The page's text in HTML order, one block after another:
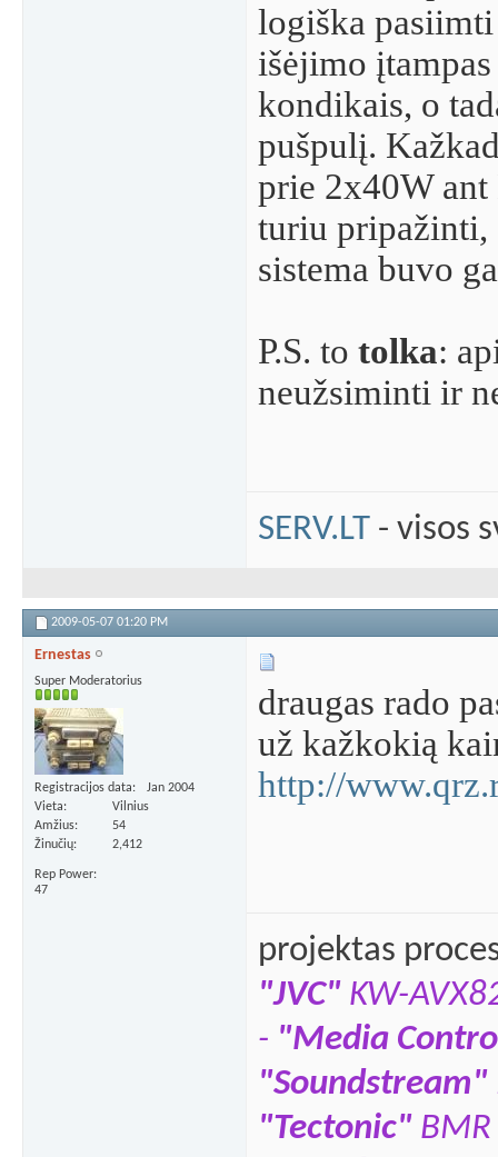
logiška
išėjimo
kondikais, o
pušpulį.
prie 2x40W ant
turiu pripažinti,
sistema buvo
P.S. to tolka:
neužsiminti ir
SERV.LT - visos
2009-05-07 01:20 PM
Ernestas
Super Moderatorius
Registracijos data
Jan 2004
Vieta
Vilnius
Amžius
54
Žinučių
2,412
Rep Power
47
draugas rado
už kažkokią
http://
projektas
"JVC" KW-
- "Media
"Soundstream"
"Tectonic"